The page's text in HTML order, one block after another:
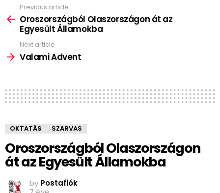
more
Previous article
Oroszországból Olaszországon át az
Egyesült Államokba
Next article
Valami Advent
OKTATÁS SZARVAS
Oroszországból Olaszországon
át az Egyesült Államokba
by Postafiók